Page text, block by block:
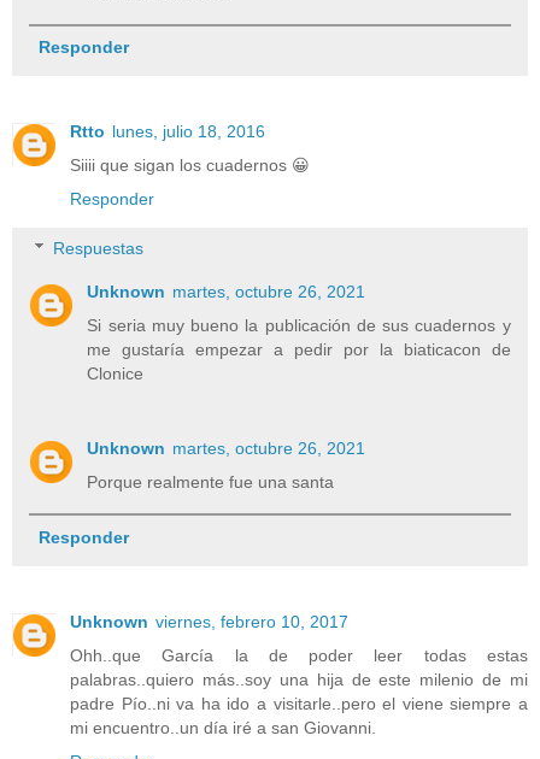
Responder
Rtto lunes, julio 18, 2016
Siiii que sigan los cuadernos 😀
Responder
Respuestas
Unknown martes, octubre 26, 2021
Si seria muy bueno la publicación de sus cuadernos y
me gustaría empezar a pedir por la biaticacon de
Clonice
Unknown martes, octubre 26, 2021
Porque realmente fue una santa
Responder
Unknown viernes, febrero 10, 2017
Ohh..que García la de poder leer todas estas
palabras..quiero más..soy una hija de este milenio de mi
padre Pío..ni va ha ido a visitarle..pero el viene siempre a
mi encuentro..un día iré a san Giovanni.